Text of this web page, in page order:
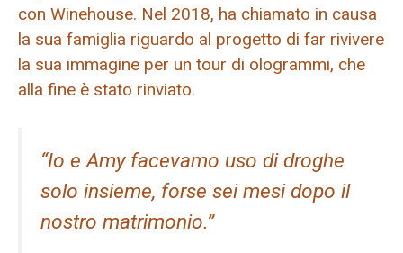
con Winehouse. Nel 2018, ha chiamato in causa
la sua famiglia riguardo al progetto di far rivivere
la sua immagine per un tour di ologrammi, che
alla fine è stato rinviato.
“Io e Amy facevamo uso di droghe
solo insieme, forse sei mesi dopo il
nostro matrimonio.”